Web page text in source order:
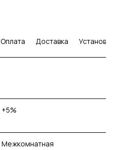
Оплата Доставка Установка
+5%
Межкомнатная